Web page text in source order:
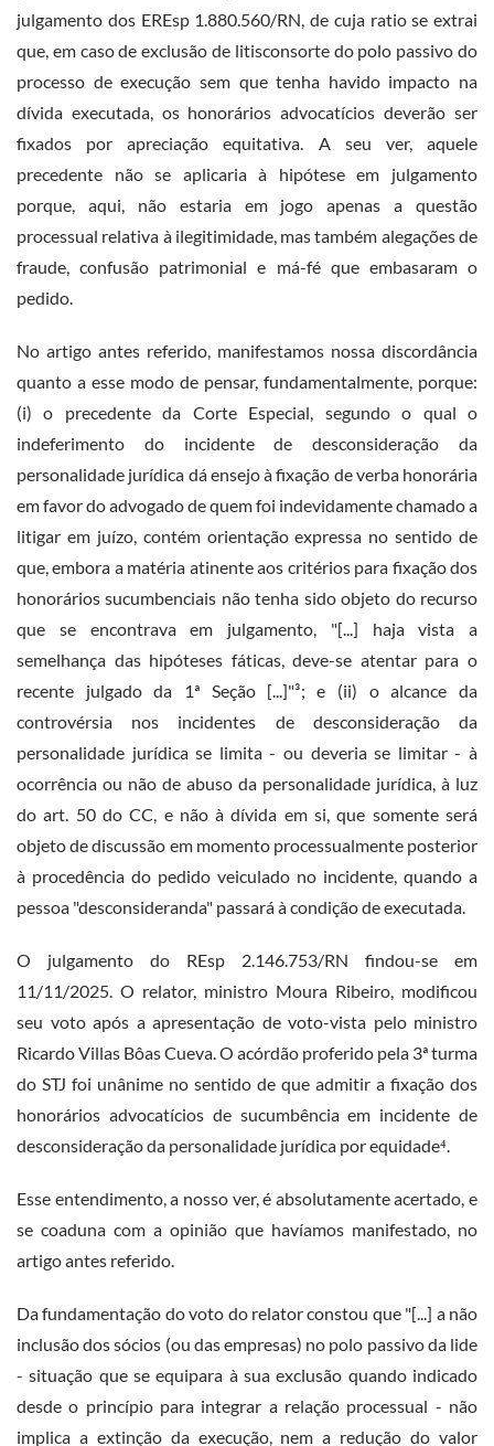
julgamento dos EREsp 1.880.560/RN, de cuja ratio se extrai
que, em caso de exclusão de litisconsorte do polo passivo do
processo de execução sem que tenha havido impacto na
dívida executada, os honorários advocatícios deverão ser
fixados por apreciação equitativa. A seu ver, aquele
precedente não se aplicaria à hipótese em julgamento
porque, aqui, não estaria em jogo apenas a questão
processual relativa à ilegitimidade, mas também alegações de
fraude, confusão patrimonial e má-fé que embasaram o
pedido.
No artigo antes referido, manifestamos nossa discordância
quanto a esse modo de pensar, fundamentalmente, porque:
(i) o precedente da Corte Especial, segundo o qual o
indeferimento do incidente de desconsideração da
personalidade jurídica dá ensejo à fixação de verba honorária
em favor do advogado de quem foi indevidamente chamado a
litigar em juízo, contém orientação expressa no sentido de
que, embora a matéria atinente aos critérios para fixação dos
honorários sucumbenciais não tenha sido objeto do recurso
que se encontrava em julgamento, "[...] haja vista a
semelhança das hipóteses fáticas, deve-se atentar para o
recente julgado da 1ª Seção [...]"³; e (ii) o alcance da
controvérsia nos incidentes de desconsideração da
personalidade jurídica se limita - ou deveria se limitar - à
ocorrência ou não de abuso da personalidade jurídica, à luz
do art. 50 do CC, e não à dívida em si, que somente será
objeto de discussão em momento processualmente posterior
à procedência do pedido veiculado no incidente, quando a
pessoa "desconsideranda" passará à condição de executada.
O julgamento do REsp 2.146.753/RN findou-se em
11/11/2025. O relator, ministro Moura Ribeiro, modificou
seu voto após a apresentação de voto-vista pelo ministro
Ricardo Villas Bôas Cueva. O acórdão proferido pela 3ª turma
do STJ foi unânime no sentido de que admitir a fixação dos
honorários advocatícios de sucumbência em incidente de
desconsideração da personalidade jurídica por equidade⁴.
Esse entendimento, a nosso ver, é absolutamente acertado, e
se coaduna com a opinião que havíamos manifestado, no
artigo antes referido.
Da fundamentação do voto do relator constou que "[...] a não
inclusão dos sócios (ou das empresas) no polo passivo da lide
- situação que se equipara à sua exclusão quando indicado
desde o princípio para integrar a relação processual - não
implica a extinção da execução, nem a redução do valor